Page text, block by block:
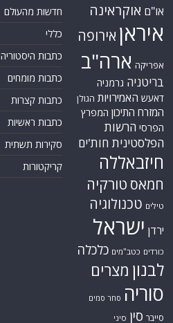
או"ם אוקראינה
איראן אירופה
אפריקה ארה"ב
בריטניה גרמניה
דאעש האמירויות הגולן
המזרח התיכון המפרץ
הפרסי הרשות
הפלסטינית חות'ים
חיזבאללה
חמאס טורקיה
טילים טכנולוגיה
ירדן ישראל
כורדים כטב"מים כלכלה
לבנון מצרים
סוריה סחר סמים
סייבר סין סיני
חדשות מהעולם
כללי
כתבות היסטוריה
כתבות מומחים
כתבות קצרות
כתבות ראשיות
סקירות תשתית
קריקטורות